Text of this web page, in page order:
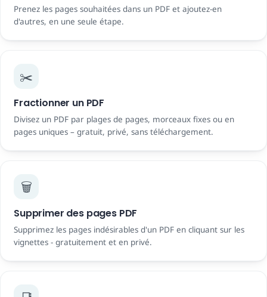
Prenez les pages souhaitées dans un PDF et ajoutez-en
d'autres, en une seule étape.
✂️
Fractionner un PDF
Divisez un PDF par plages de pages, morceaux fixes ou en
pages uniques – gratuit, privé, sans téléchargement.
🗑️
Supprimer des pages PDF
Supprimez les pages indésirables d'un PDF en cliquant sur les
vignettes - gratuitement et en privé.